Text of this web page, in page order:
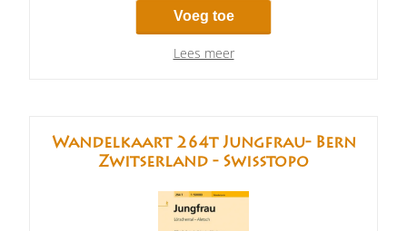
Voeg toe
Lees meer
Wandelkaart 264t Jungfrau- Bern
Zwitserland - Swisstopo